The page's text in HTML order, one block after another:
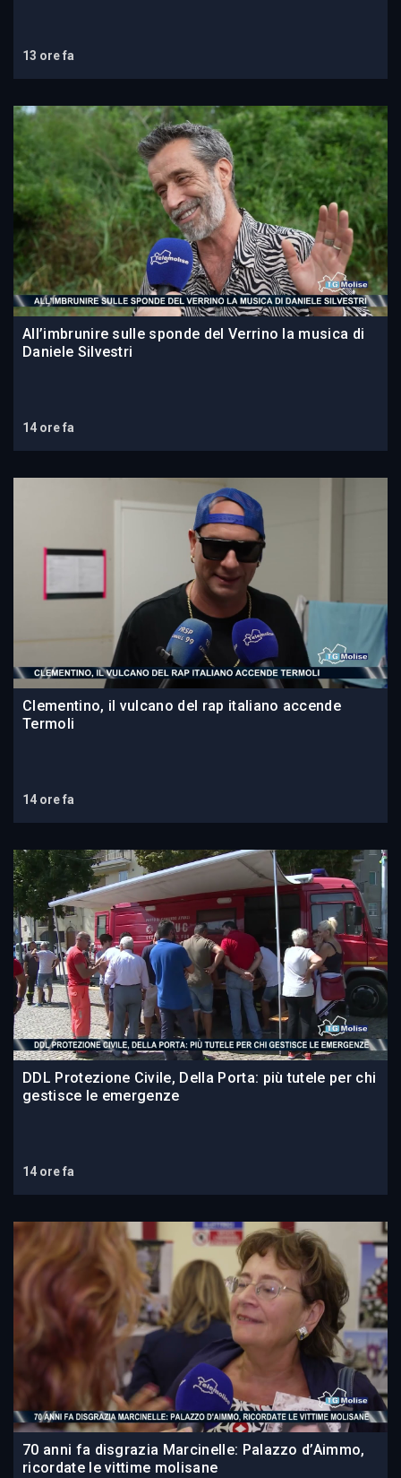
13 ore fa
All’imbrunire sulle sponde del Verrino la musica di
Daniele Silvestri
14 ore fa
Clementino, il vulcano del rap italiano accende
Termoli
14 ore fa
DDL Protezione Civile, Della Porta: più tutele per chi
gestisce le emergenze
14 ore fa
70 anni fa disgrazia Marcinelle: Palazzo d’Aimmo,
ricordate le vittime molisane